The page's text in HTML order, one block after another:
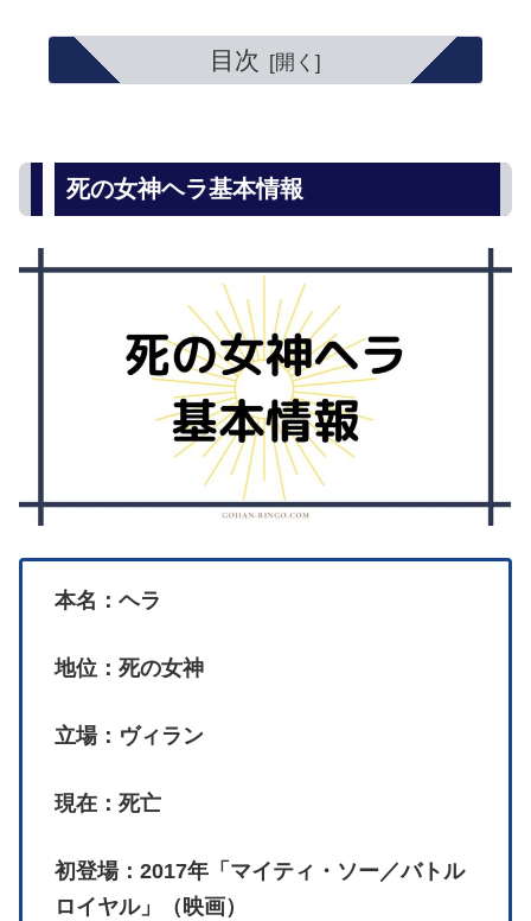
目次
死の女神ヘラ基本情報
本名：ヘラ
地位：死の女神
立場：ヴィラン
現在：死亡
初登場：2017年「マイティ・ソー／バトル
ロイヤル」（映画）